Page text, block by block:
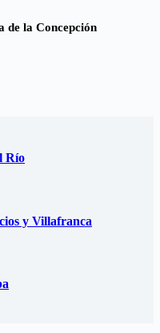
de la Concepción
Río
y Villafranca